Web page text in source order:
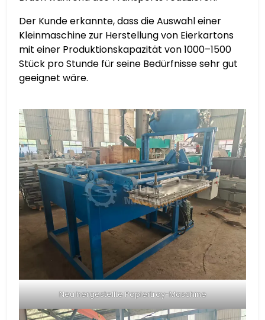
Der Kunde erkannte, dass die Auswahl einer
Kleinmaschine zur Herstellung von Eierkartons
mit einer Produktionskapazität von 1000–1500
Stück pro Stunde für seine Bedürfnisse sehr gut
geeignet wäre.
Neu hergestellte Papiertray-Maschine